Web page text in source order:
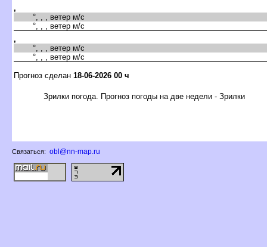
,
°, , , ветер м/с
°, , , ветер м/с
,
°, , , ветер м/с
°, , , ветер м/с
Прогноз сделан 18-06-2026 00 ч
Зрилки погода. Прогноз погоды на две недели - Зрилки
Связаться: obl@nn-map.ru